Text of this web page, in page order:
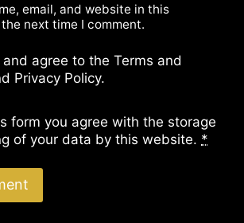
email, and website in this
next time I comment.
agree to the Terms and
Privacy Policy.
form you agree with the storage
of your data by this website. *